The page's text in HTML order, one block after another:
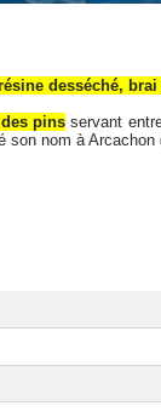
desséché, brai
pins servant
nom à Arcachon